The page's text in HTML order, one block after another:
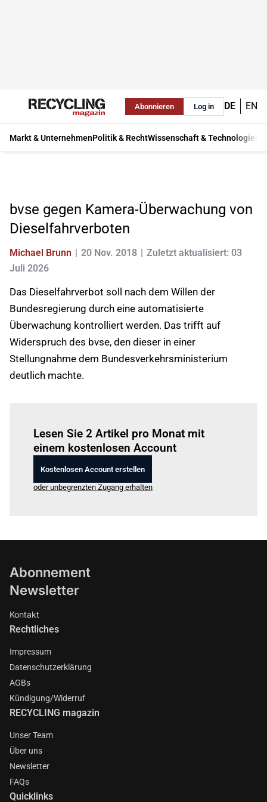
Abonnieren Log in DE EN
Markt & UnternehmenPolitik & RechtWissenschaft & Technologie
bvse gegen Kamera-Überwachung von
Dieselfahrverboten
Michael Brunn 20 Nov. 2018
Zuletzt aktualisiert: 03
Juli 2026
Das Dieselfahrverbot soll nach dem Willen der
Bundesregierung durch eine automatisierte
Überwachung kontrolliert werden. Das trifft auf
Widerspruch des bvse, den dieser in einer
Stellungnahme dem Bundesverkehrsministerium
deutlich machte.
Lesen Sie 2 Artikel pro Monat mit
einem kostenlosen Account
Kostenlosen Account erstellen
oder unbegrenzten Zugang erhalten
Abonnement
Newsletter
Kontakt
Rechtliches
Impressum
Datenschutzerklärung
AGBs
Kündigung/Widerruf
RECYCLING magazin
Unser Team
Über uns
Newsletter
FAQs
Quicklinks